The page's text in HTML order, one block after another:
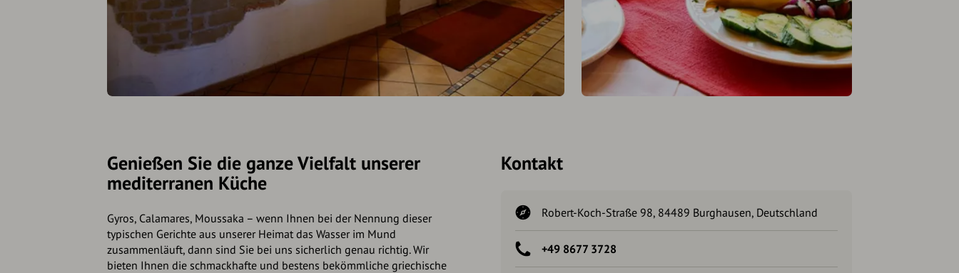
Genießen Sie die ganze Vielfalt unserer
mediterranen Küche
Gyros, Calamares, Moussaka – wenn Ihnen bei der Nennung dieser
typischen Gerichte aus unserer Heimat das Wasser im Mund
zusammenläuft, dann sind Sie bei uns sicherlich genau richtig. Wir
bieten Ihnen die schmackhafte und bestens bekömmliche griechische
Kontakt
Robert-Koch-Straße 98, 84489 Burghausen, Deutschland
+49 8677 3728